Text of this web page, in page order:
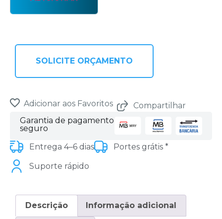
SOLICITE ORÇAMENTO
Adicionar aos Favoritos
Compartilhar
Garantia de pagamento
seguro
Entrega 4–6 dias
Portes grátis *
Suporte rápido
Descrição Informação adicional